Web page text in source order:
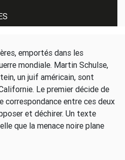
emportés dans les
mondiale. Martin Schulse,
un juif américain, sont
Le premier décide de
correspondance entre ces deux
et déchirer. Un texte
que la menace noire plane